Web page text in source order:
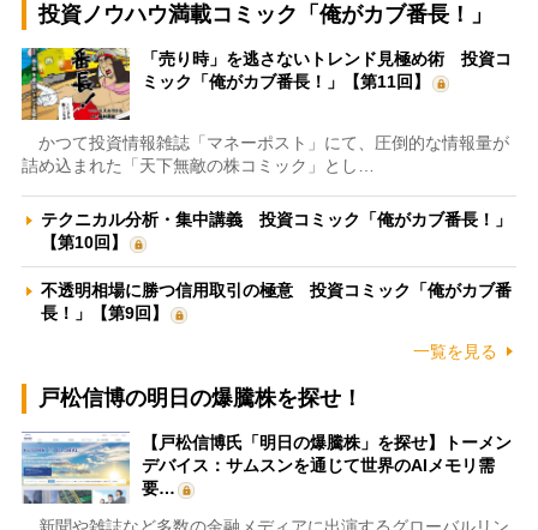
投資ノウハウ満載コミック「俺がカブ番長！」
「売り時」を逃さないトレンド見極め術 投資コ
ミック「俺がカブ番長！」【第11回】
かつて投資情報雑誌「マネーポスト」にて、圧倒的な情報量が
詰め込まれた「天下無敵の株コミック」とし…
テクニカル分析・集中講義 投資コミック「俺がカブ番長！」
【第10回】
不透明相場に勝つ信用取引の極意 投資コミック「俺がカブ番
長！」【第9回】
一覧を見る
戸松信博の明日の爆騰株を探せ！
【戸松信博氏「明日の爆騰株」を探せ】トーメン
デバイス：サムスンを通じて世界のAIメモリ需
要…